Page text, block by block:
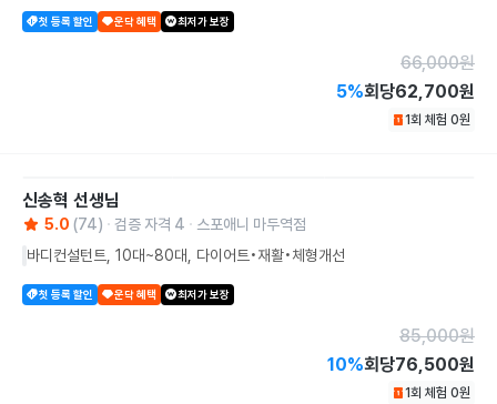
첫 등록 할인 운닥 혜택 최저가 보장
66,000원
5%회당62,700원
1회 체험 0원
신송혁 선생님
5.0 (74) 검증 자격 4
스포애니 마두역점
바디컨설턴트, 10대~80대, 다이어트•재활•체형개선
첫 등록 할인 운닥 혜택 최저가 보장
85,000원
10%회당76,500원
1회 체험 0원